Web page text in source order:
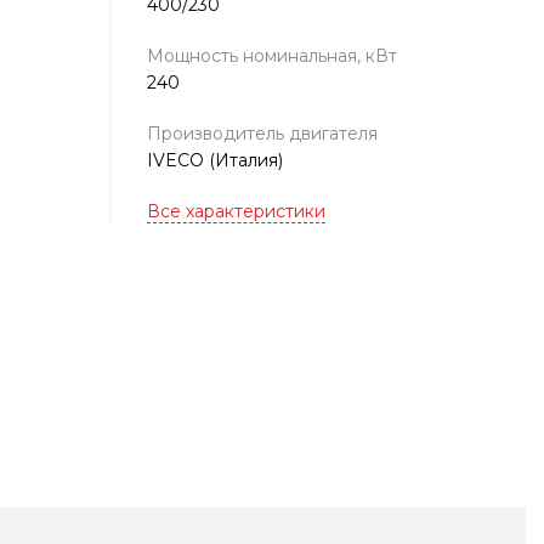
400/230
Мощность номинальная, кВт
240
Производитель двигателя
IVECO (Италия)
Все характеристики